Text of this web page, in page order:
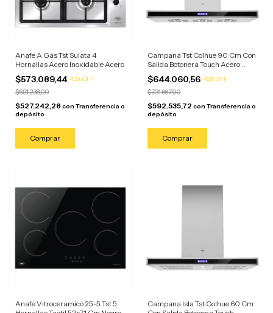
Anafe A Gas Tst Sulata 4
Hornallas Acero Inoxidable Acero
$573.089,44 -12%OFF
$651.238,00
$527.242,28 con Transferencia o
depósito
Campana Tst Colhue 90 Cm Con
Salida Botonera Touch Acero
Plateado
$644.060,56 -12%OFF
$731.887,00
$592.535,72 con Transferencia o
depósito
Anafe Vitroceramico 25-5 Tst 5
Campana Isla Tst Colhue 60 Cm